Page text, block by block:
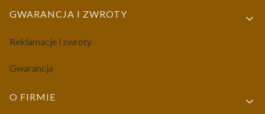
GWARANCJA I ZWROTY
Reklamacje i zwroty
Gwarancja
O FIRMIE